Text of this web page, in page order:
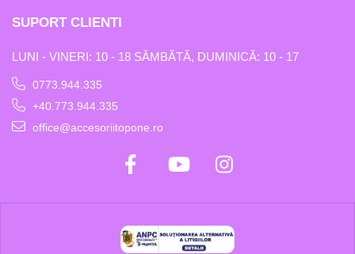
SUPORT CLIENTI
LUNI - VINERI: 10 - 18 SÂMBĂTĂ, DUMINICĂ: 10 - 17
0773.944.335
+40.773.944.335
office@accesoriitopone.ro